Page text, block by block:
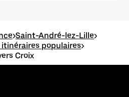
>Saint-André-lez-Lille>
populaires>
Croix